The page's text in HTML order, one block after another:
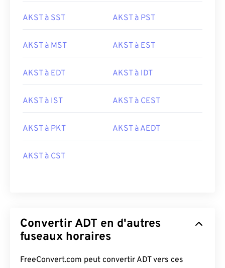
AKST à SST AKST à PST
AKST à MST AKST à EST
AKST à EDT AKST à IDT
AKST à IST AKST à CEST
AKST à PKT AKST à AEDT
AKST à CST
Convertir ADT en d'autres
fuseaux horaires
FreeConvert.com peut convertir ADT vers ces